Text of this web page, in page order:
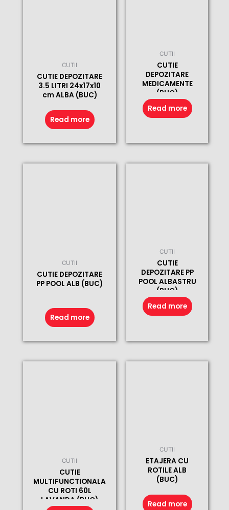
CUTII
CUTIE DEPOZITARE
3.5 LITRI 24x17x10
cm ALBA (BUC)
Read more
CUTII
CUTIE
DEPOZITARE
MEDICAMENTE
(BUC)
Read more
CUTII
CUTIE DEPOZITARE
PP POOL ALB (BUC)
Read more
CUTII
CUTIE
DEPOZITARE PP
POOL ALBASTRU
(BUC)
Read more
CUTII
CUTIE
MULTIFUNCTIONALA
CU ROTI 60L
LAVANDA (BUC)
CUTII
ETAJERA CU
ROTILE ALB
(BUC)
Read more